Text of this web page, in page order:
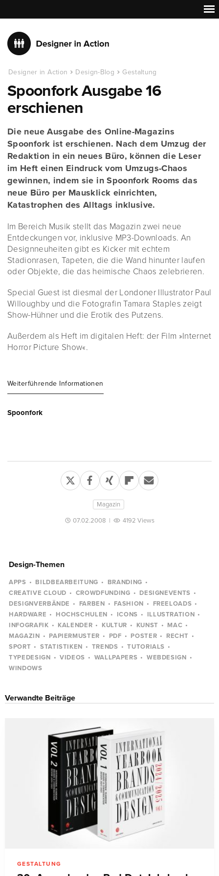
Designer in Action Design-Blog Gestaltung
Spoonfork Ausgabe 16
erschienen
Die neue Ausgabe des Online-Magazins
Spoonfork ist erschienen. Nach dem Umzug der
Redaktion in ein neues Büro, können die Leser
im Heft einen Eindruck vom Umzugs-Chaos
gewinnen, indem sie in Spoonfork Rooms das
neue Büro per Mausklick einrichten,
Katastrophen des Alltags inklusive.
Im Bereich Musik stellt das Magazin zwei neue
Entdeckungen vor, inklusive MP3-Downloads. An
Designneuheiten gibt es Kicker mit echtem
Stadionrasen, Tapeten, die die Wand hinunter laufen
oder Objekte, die das heimische Chaos zelebrieren.
Special Guest ist diesmal der Londoner Illustrator Paul
Willoughby und die Fotografin Tamara Staples zeigt
Show-Hühner und die Erotik des Putzens.
Außerdem als Heft im digitalen Heft: der Film »Internet
Horror Picture Show«.
Weiterführende Informationen
Spoonfork
Magazin
07.02.2008 | 4192 Views
Design-Themen
APPS BILDBEARBEITUNG
BRANDING
CREATIVE CLOUD
CROWDFUNDING
DESIGNEVENTS
DESIGNVERBÄNDE
FARBEN FASHION
FREELOADS
HARDWARE
HOCHSCHULEN ICONS
ILLUSTRATION
INFOGRAFIK
KALENDER KULTUR KUNST
MAC
MAGAZIN
PAPIERMUSTER PDF POSTER
RECHT
SPORT
STATISTIKEN TRENDS
TUTORIALS
TYPEDESIGN
VIDEOS WALLPAPERS
WEBDESIGN
WINDOWS
Verwandte Beiträge
GESTALTUNG